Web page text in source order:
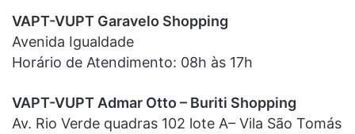
VAPT-VUPT Garavelo Shopping
Avenida Igualdade
Horário de Atendimento: 08h às 17h
VAPT-VUPT Admar Otto – Buriti Shopping
Av. Rio Verde quadras 102 lote A– Vila São Tomás